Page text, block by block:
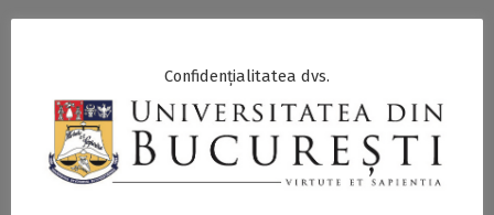
Postări Asemănătoare:
Confidențialitatea dvs.